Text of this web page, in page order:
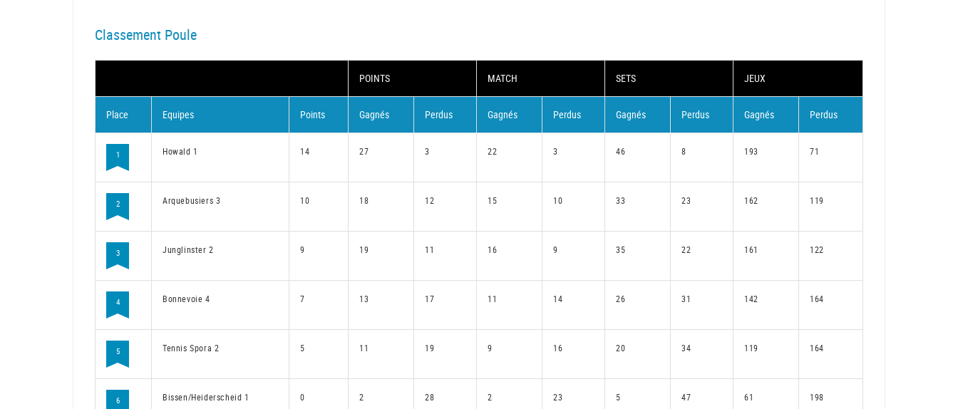
Classement Poule
POINTS MATCH SETS JEUX
Place Equipes Points Gagnés Perdus Gagnés Perdus Gagnés Perdus Gagnés Perdus
1 Howald 1 14 27 3 22 3 46 8 193 71
2 Arquebusiers 3 10 18 12 15 10 33 23 162 119
3 Junglinster 2 9 19 11 16 9 35 22 161 122
4 Bonnevoie 4 7 13 17 11 14 26 31 142 164
5 Tennis Spora 2 5 11 19 9 16 20 34 119 164
6 Bissen/Heiderscheid 1 0 2 28 2 23 5 47 61 198